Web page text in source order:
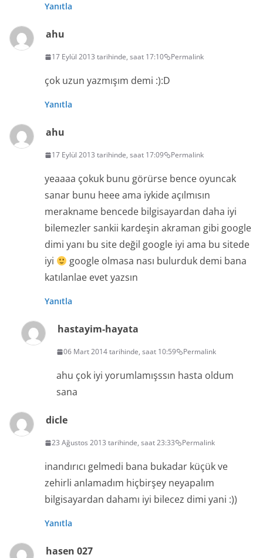
Yanıtla
ahu
17 Eylül 2013 tarihinde, saat 17:10 Permalink
çok uzun yazmışım demi :):D
Yanıtla
ahu
17 Eylül 2013 tarihinde, saat 17:09 Permalink
yeaaaa çokuk bunu görürse bence oyuncak
sanar bunu heee ama iykide açılmısın
merakname bencede bilgisayardan daha iyi
bilemezler sankii kardeşin akraman gibi google
dimi yanı bu site değil google iyi ama bu sitede
iyi
google olmasa nası bulurduk demi bana
katılanlae evet yazsın
Yanıtla
hastayim-hayata
06 Mart 2014 tarihinde, saat 10:59 Permalink
ahu çok iyi yorumlamışssın hasta oldum
sana
dicle
23 Ağustos 2013 tarihinde, saat 23:33 Permalink
inandırıcı gelmedi bana bukadar küçük ve
zehirli anlamadım hiçbirşey neyapalım
bilgisayardan dahamı iyi bilecez dimi yani :))
Yanıtla
hasen 027